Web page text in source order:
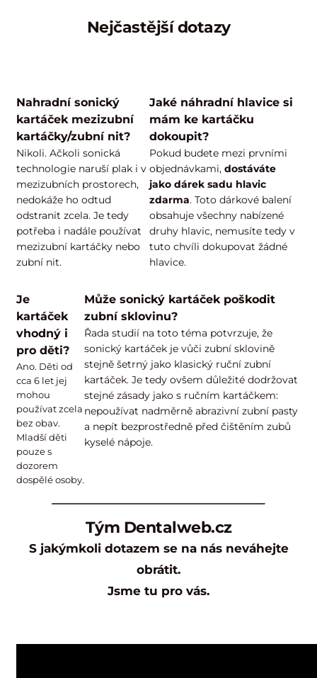
Nejčastější dotazy
Nahradní sonický
kartáček mezizubní
kartáčky/zubní nit?
Nikoli. Ačkoli sonická
technologie naruší plak i v
mezizubních prostorech,
nedokáže ho odtud
odstranit zcela. Je tedy
potřeba i nadále používat
mezizubní kartáčky nebo
zubní nit.
Jaké náhradní hlavice si
mám ke kartáčku
dokoupit?
Pokud budete mezi prvními
objednávkami,dostáváte
jako dárek sadu hlavic
zdarma. Toto dárkové balení
obsahuje všechny nabízené
druhy hlavic, nemusíte tedy v
tuto chvíli dokupovat žádné
hlavice.
Je
kartáček
vhodný i
pro děti?
Ano. Děti od
cca 6 let jej
mohou
používat zcela
bez obav.
Mladší děti
pouze s
dozorem
dospělé osoby.
Může sonický kartáček poškodit
zubní sklovinu?
Řada studií na toto téma potvrzuje, že
sonický kartáček je vůči zubní sklovině
stejně šetrný jako klasický ruční zubní
kartáček. Je tedy ovšem důležité dodržovat
stejné zásady jako s ručním kartáčkem:
nepoužívat nadměrně abrazivní zubní pasty
a nepít bezprostředně před čištěním zubů
kyselé nápoje.
Tým Dentalweb.cz
S jakýmkoli dotazem se na nás neváhejte
obrátit.
Jsme tu pro vás.